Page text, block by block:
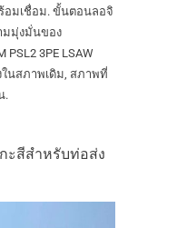
อมเชื่อม. ขั้นตอนลอจิ
มมุ่งมั่นของ
3PE LSAW
นสภาพเดิม, สภาพที่
.
ะสีสำหรับท่อส่ง